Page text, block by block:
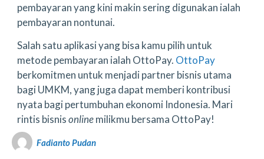
pembayaran yang kini makin sering digunakan ialah
pembayaran nontunai.
Salah satu aplikasi yang bisa kamu pilih untuk
metode pembayaran ialah OttoPay. OttoPay
berkomitmen untuk menjadi partner bisnis utama
bagi UMKM, yang juga dapat memberi kontribusi
nyata bagi pertumbuhan ekonomi Indonesia. Mari
rintis bisnisonlinemilikmu bersama OttoPay!
Fadianto Pudan